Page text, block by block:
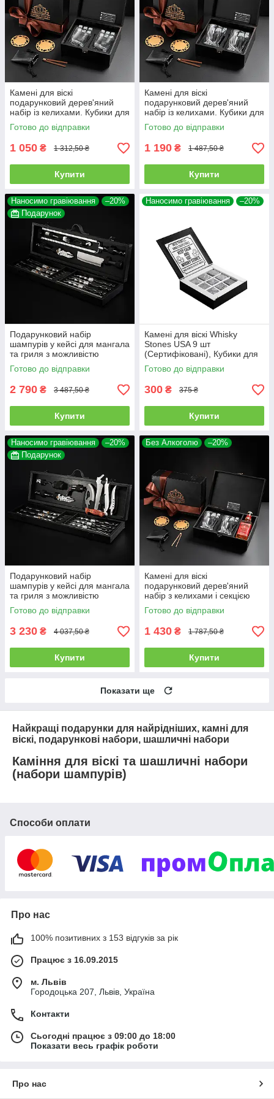
Камені для віскі
подарунковий дерев'яний
набір із келихами. Кубики для
охолодження віскі
Готово до відправки
1 050 ₴ 1 312,50 ₴
Купити
Камені для віскі
подарунковий дерев'яний
набір із келихами. Кубики для
охолодження віскі 2 склянки
Bohemia Quadro 340 мл
Готово до відправки
1 190 ₴ 1 487,50 ₴
Купити
Наносимо гравіювання
–20%
Подарунок
Подарунковий набір
шампурів у кейсі для мангала
та гриля з можливістю
гравіювання Grills G10
Готово до відправки
2 790 ₴ 3 487,50 ₴
Купити
Наносимо гравіювання –20%
Камені для віскі Whisky
Stones USA 9 шт
(Сертифіковані), Кубики для
охолодження віскі
Готово до відправки
300 ₴ 375 ₴
Купити
Наносимо гравіювання
–20%
Подарунок
Подарунковий набір
шампурів у кейсі для мангала
та гриля з можливістю
гравіювання Grills G1
Готово до відправки
3 230 ₴ 4 037,50 ₴
Купити
Без Алкоголю –20%
Камені для віскі
подарунковий дерев'яний
набір з келихами і секцією
для віскі.
Готово до відправки
1 430 ₴ 1 787,50 ₴
Купити
Показати ще
Найкращі подарунки для найрідніших, камні для
віскі, подарункові набори, шашличні набори
Каміння для віскі та шашличні набори
(набори шампурів)
Способи оплати
Про нас
100% позитивних з 153 відгуків за рік
Працює з 16.09.2015
м. Львів
Городоцька 207, Львів, Україна
Контакти
Сьогодні працює з 09:00 до 18:00
Показати весь графік роботи
Про нас